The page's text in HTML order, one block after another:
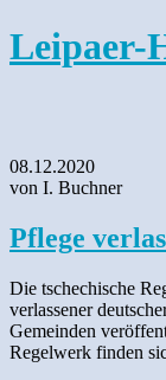
Leipaer-
08.12.2020
von I. Buchner
Pflege
Die tschechische
verlassener
Gemeinden
Regelwerk finden